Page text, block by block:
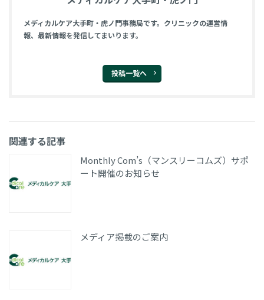
メディカルケア大手町・虎ノ門事務局です。クリニックの運営情
報、最新情報を発信してまいります。
投稿一覧へ
関連する記事
Monthly Com’s（マンスリーコムズ）サポ
ート開催のお知らせ
メディア掲載のご案内